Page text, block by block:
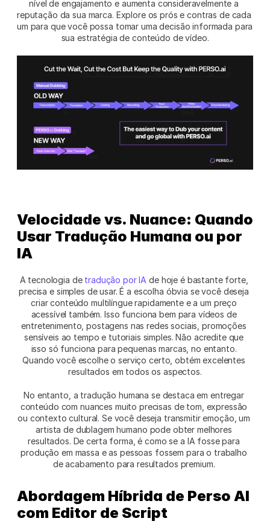
nível de engajamento e aumenta consideravelmente a
reputação da sua marca. Explore os prós e contras de cada
um para que você possa tomar uma decisão informada para
sua estratégia de conteúdo de vídeo.
Velocidade vs. Nuance: Quando
Usar Tradução Humana ou por
IA
A tecnologia de tradução por IA de hoje é bastante forte,
precisa e simples de usar. É a escolha óbvia se você deseja
criar conteúdo multilíngue rapidamente e a um preço
acessível também. Isso funciona bem para vídeos de
entretenimento, postagens nas redes sociais, promoções
sensíveis ao tempo e tutoriais simples. Não acredite que
isso só funciona para pequenas marcas, no entanto.
Quando você escolhe o serviço certo, obtém excelentes
resultados em todos os aspectos.
No entanto, a tradução humana se destaca em entregar
conteúdo com nuances muito precisas de tom, expressão
ou contexto cultural. Se você deseja transmitir emoção, um
artista de dublagem humano pode obter melhores
resultados. De certa forma, é como se a IA fosse para
produção em massa e as pessoas fossem para o trabalho
de acabamento para resultados premium.
Abordagem Híbrida de Perso AI
com Editor de Script